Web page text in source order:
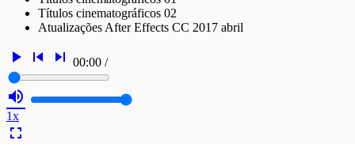
Títulos cinematográficos 02
Atualizações After Effects CC 2017 abril
play_arrow skip_previous skip_next 00:00 /
volume_up
1x
fullscreen